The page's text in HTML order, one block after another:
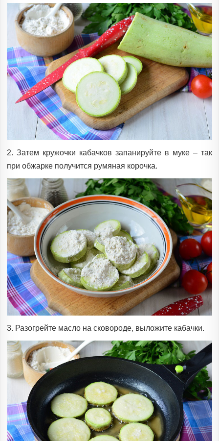
2. Затем кружочки кабачков запанируйте в муке – так
при обжарке получится румяная корочка.
3. Разогрейте масло на сковороде, выложите кабачки.